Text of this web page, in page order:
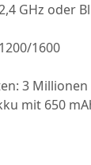
GHz oder
1600
3 Millionen
mit 650